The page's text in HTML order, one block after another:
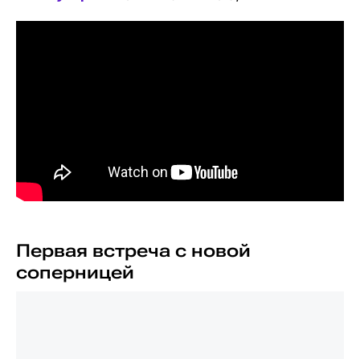
Первая встреча с новой
соперницей